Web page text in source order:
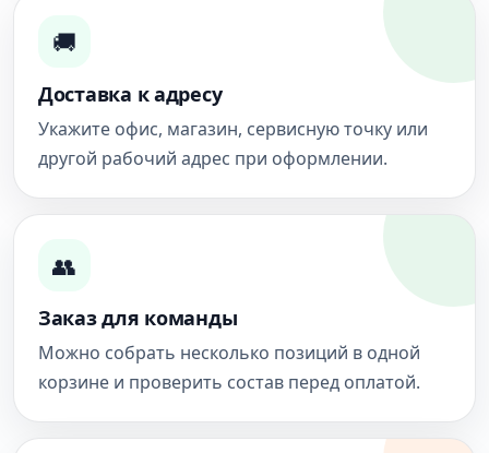
🚚
Доставка к адресу
Укажите офис, магазин, сервисную точку или
другой рабочий адрес при оформлении.
👥
Заказ для команды
Можно собрать несколько позиций в одной
корзине и проверить состав перед оплатой.